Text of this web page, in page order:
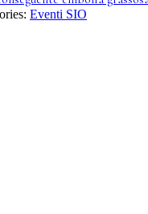
Eventi SIO